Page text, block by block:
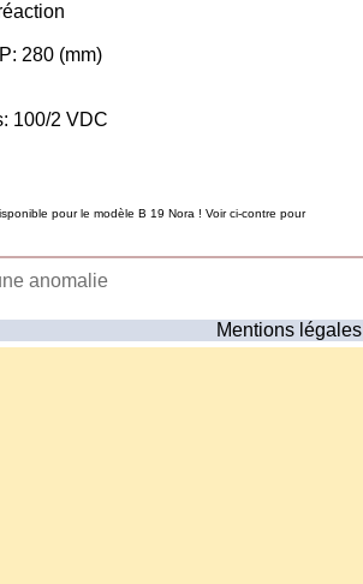
280 (mm)
100/2 VDC
pour le modèle B 19 Nora ! Voir ci-contre pour
anomalie
Mentions légales